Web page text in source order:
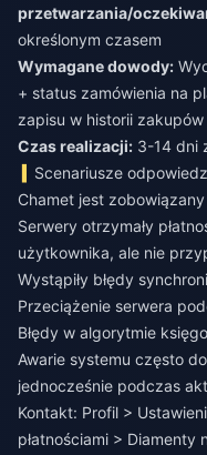
przetwarzania/
określonym czasem
Wymagane dowody:
+ status zamówienia na
zapisu w historii
Czas realizacji: 3-14 dni
Scenariusze
Chamet jest
Serwery otrzymały
użytkownika, ale nie
Wystąpiły błędy
Przeciążenie serwera
Błędy w algorytmie
Awarie systemu często
jednocześnie podczas
Kontakt: Profil >
płatnościami > Diamenty